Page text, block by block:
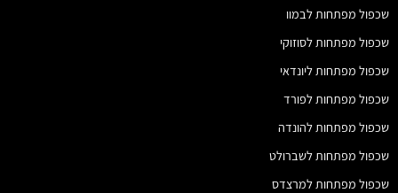
שכפול מפתחות לבמוו
שכפול מפתחות לסוזוקי
שכפול מפתחות ליונדאי
שכפול מפתחות לפורד
שכפול מפתחות להונדה
שכפול מפתחות לשברולט
שכפול מפתחות למרצדס